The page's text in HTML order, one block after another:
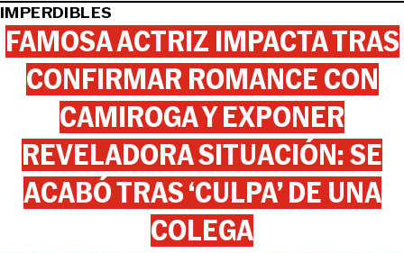
IMPERDIBLES
FAMOSA ACTRIZ IMPACTA TRAS
CONFIRMAR ROMANCE CON
CAMIROGA Y EXPONER
REVELADORA SITUACIÓN: SE
ACABÓ TRAS ‘CULPA’ DE UNA
COLEGA